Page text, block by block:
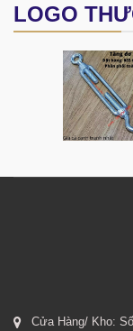
LOGO
Cửa Hàng/ Kho: